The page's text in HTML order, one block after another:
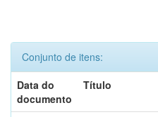
Conjunto de itens:
Data do
documento
Título